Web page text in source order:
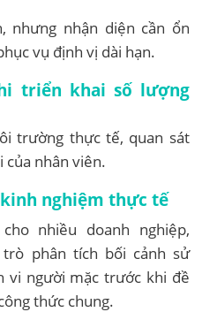
nhưng nhận diện cần ổn
vụ định vị dài hạn.
triển khai số lượng
trường thực tế, quan sát
của nhân viên.
nghiệm thực tế
nhiều doanh nghiệp,
phân tích bối cảnh sử
vi người mặc trước khi đề
thức chung.